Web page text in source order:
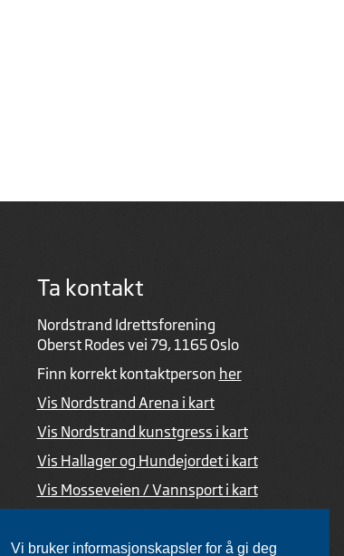
Vi bruker informasjonskapsler for å gi deg
Ta kontakt
Nordstrand Idrettsforening
Oberst Rodes vei 79, 1165 Oslo
Finn korrekt kontaktperson her
Vis Nordstrand Arena i kart
Vis Nordstrand kunstgress i kart
Vis Hallager og Hundejordet i kart
Vis Mosseveien / Vannsport i kart